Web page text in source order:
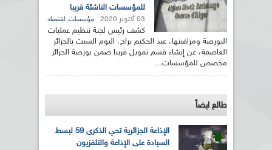
للمؤسسات الناشئة قريبا
03 أكتوبر 2020 مؤسسات, اقتصاد
كشف رئيس لجنة تنظيم عمليات
البورصة ومراقبتها، عبد الحكيم براح، اليوم السبت بالجزائر
العاصمة، عن إنشاء قسم تمويل قريبا ضمن بورصة الجزائر
مخصص للمؤسسات...
طالع ايضاً
الإذاعة الجزائرية تحي الذكرى 59 لبسط
السيادة على الإذاعة والتلفزيون